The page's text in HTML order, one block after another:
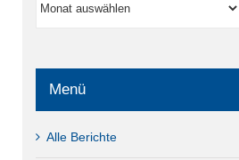
Menü
Alle Berichte